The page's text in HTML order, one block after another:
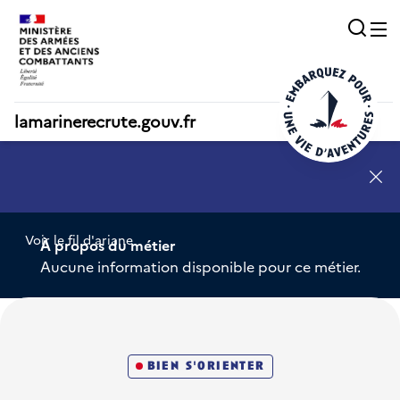
lamarinerecrute.gouv.fr
Voir le fil d'ariane
À propos du métier
Aucune information disponible pour ce métier.
bien s'orienter